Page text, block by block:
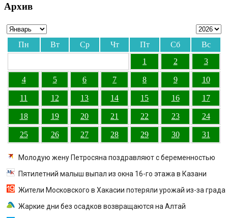
Архив
Пн Вт Ср Чт Пт Сб
Вс
1
2 3
4 5 6 7 8 9 10
11 12 13 14 15 16 17
18 19 20 21 22 23 24
25 26 27 28 29 30 31
Молодую жену Петросяна поздравляют с беременностью
Пятилетний малыш выпал из окна 16-го этажа в Казани
Жители Московского в Хакасии потеряли урожай из-за града
Жаркие дни без осадков возвращаются на Алтай